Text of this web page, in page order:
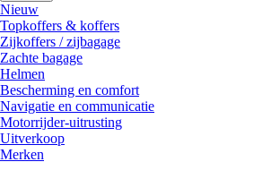
Nieuw
Topkoffers & koffers
Zijkoffers / zijbagage
Zachte bagage
Helmen
Bescherming en comfort
Navigatie en communicatie
Motorrijder-uitrusting
Uitverkoop
Merken